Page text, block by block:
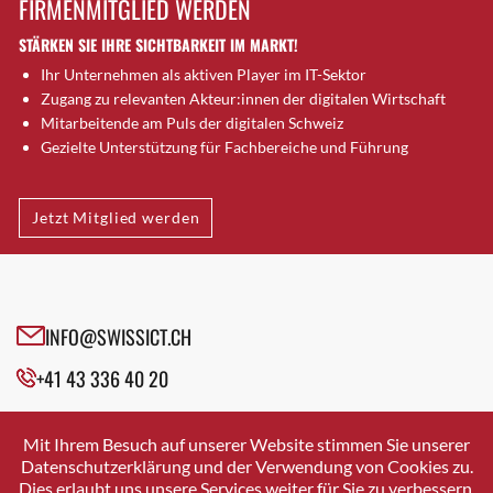
Brugg AG
Brütten
Bubendorf
Bubikon
Buchs (SG)
Bäretswil
Bülach
Cazis
Crissier
Davos Platz
Dierikon
Dietikon
FIRMENMITGLIED WERDEN
STÄRKEN SIE IHRE SICHTBARKEIT IM MARKT!
Ihr Unternehmen als aktiven Player im IT-Sektor
Zugang zu relevanten Akteur:innen der digitalen Wirtschaft
Mitarbeitende am Puls der digitalen Schweiz
Gezielte Unterstützung für Fachbereiche und Führung
Jetzt Mitglied werden
INFO@SWISSICT.CH
+41 43 336 40 20
SWISSICT
VULKANSTRASSE 120
8048 ZURICH
Mit Ihrem Besuch auf unserer Website stimmen Sie unserer
Datenschutzerklärung und der Verwendung von Cookies zu.
Dies erlaubt uns unsere Services weiter für Sie zu verbessern.